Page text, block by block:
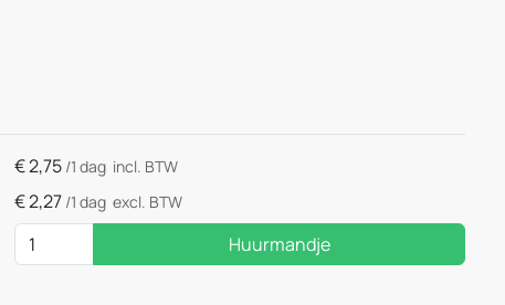
€2,75 /1 dag incl. BTW
€2,27 /1 dag excl. BTW
Huurmandje